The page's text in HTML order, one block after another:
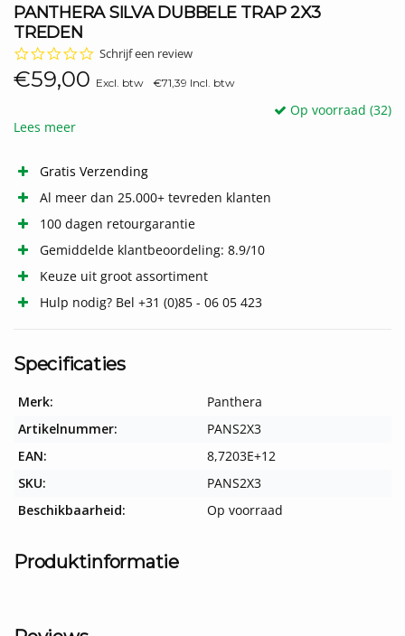
PANTHERA SILVA DUBBELE TRAP 2X3
TREDEN
0.0
rating
Schrijf een review
€59,00 Excl. btw €71,39 Incl. btw
Op voorraad (32)
Lees meer
Gratis Verzending
Al meer dan 25.000+ tevreden klanten
100 dagen retourgarantie
Gemiddelde klantbeoordeling: 8.9/10
Keuze uit groot assortiment
Hulp nodig? Bel +31 (0)85 - 06 05 423
Specificaties
Merk:
Panthera
Artikelnummer:
PANS2X3
EAN:
8,7203E+12
SKU:
PANS2X3
Beschikbaarheid:
Op voorraad
Produktinformatie